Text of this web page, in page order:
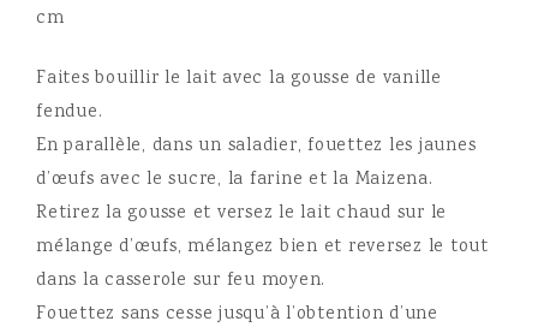
cm
Faites bouillir le lait avec la gousse de vanille
fendue.
En parallèle, dans un saladier, fouettez les jaunes
d’œufs avec le sucre, la farine et la Maizena.
Retirez la gousse et versez le lait chaud sur le
mélange d’œufs, mélangez bien et reversez le tout
dans la casserole sur feu moyen.
Fouettez sans cesse jusqu’à l’obtention d’une